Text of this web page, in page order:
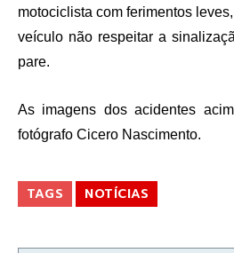
motociclista com ferimentos
veículo não respeitar a
pare.
As imagens dos acidentes
fotógrafo Cicero Nascimento.
TAGS NOTÍCIAS